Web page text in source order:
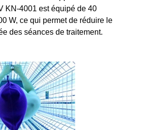
KN-4001 est équipé de 40
W, ce qui permet de réduire le
des séances de traitement.